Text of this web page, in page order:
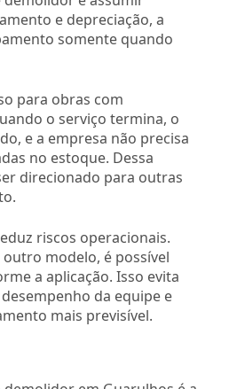
e depreciação, a
somente quando
para obras com
o serviço termina, o
e a empresa não precisa
no estoque. Dessa
direcionado para outras
riscos operacionais.
modelo, é possível
a aplicação. Isso evita
da equipe e
mais previsível.